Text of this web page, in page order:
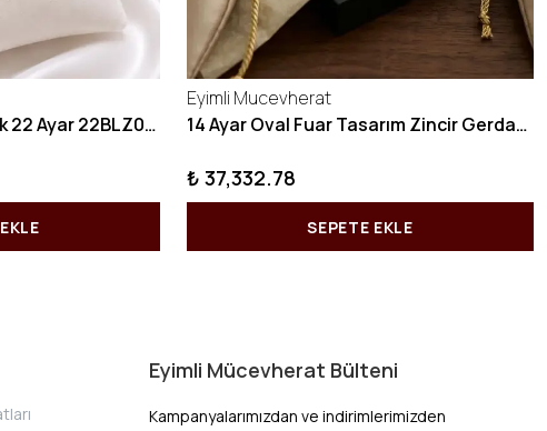
10 GRAM Zikzak Bilezik 22 Ayar 22BLZ004
Eyimli Mucevherat
14 Ayar Oval Fuar Tasarım Zincir Gerdanlık KY1071
₺ 37,332.78
SEPETE EKLE
Eyimli Mücevherat Bülteni
Kampanyalarımızdan ve indirimlerimizden